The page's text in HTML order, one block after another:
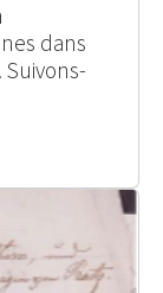
dans